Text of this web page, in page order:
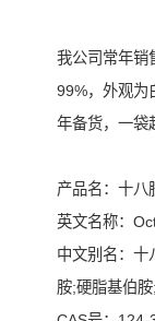
我公司常年销
99%，外观为
年备货，一袋
产品名：十八
英文名称：
中文别名：十
胺;硬脂基伯